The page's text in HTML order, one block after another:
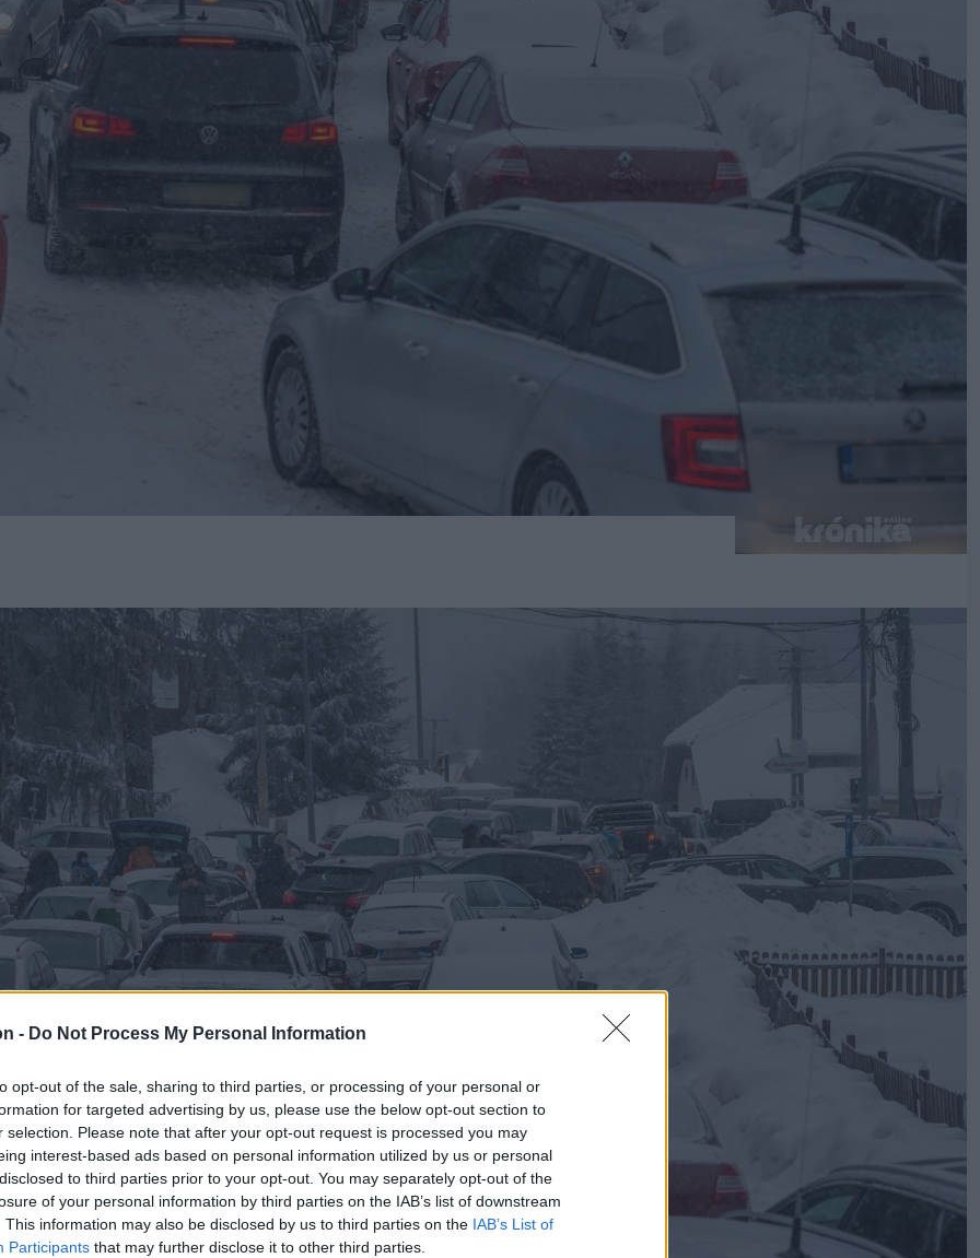
- Do Not Process My Personal Information
opt-out of the sale, sharing to third parties, or processing of your personal or
for targeted advertising by us, please use the below opt-out section to
selection. Please note that after your opt-out request is processed you may
interest-based ads based on personal information utilized by us or personal
to third parties prior to your opt-out. You may separately opt-out of the
of your personal information by third parties on the IAB’s list of downstream
This information may also be disclosed by us to third parties on the IAB’s List of
Participants that may further disclose it to other third parties.